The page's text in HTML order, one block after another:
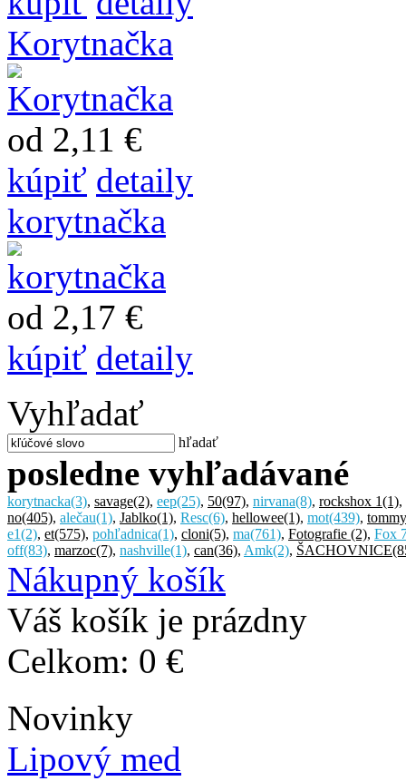
Korytnačka
od 2,11 €
kúpiť detaily
korytnačka
od 2,17 €
kúpiť detaily
Vyhľadať
hľadať
posledne vyhľadávané
korytnacka(3), savage(2), eep(25), 50(97), nirvana(8), rockshox 1(1),
no(405), alečau(1), Jablko(1), Resc(6), hellowee(1), mot(439),
e1(2), et(575), pohľadnica(1), cloni(5), ma(761), Fotografie (2), Fox
off(83), marzoc(7), nashville(1), can(36), Amk(2), ŠACHOVNICE
Nákupný košík
Váš košík je prázdny
Celkom: 0 €
Novinky
Lipový med